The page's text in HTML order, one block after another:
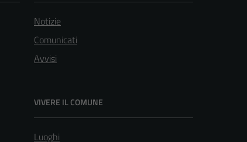
Notizie
Comunicati
Avvisi
VIVERE IL COMUNE
Luoghi